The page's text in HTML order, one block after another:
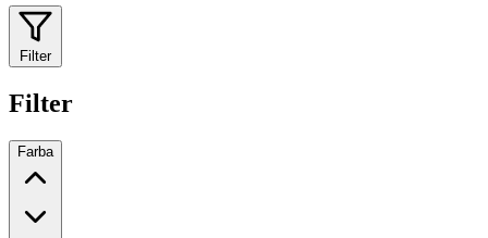
Filter
Filter
Farba